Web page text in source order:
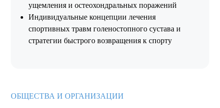
ущемления и остеохондральных поражений
Индивидуальные концепции лечения
спортивных травм голеностопного сустава и
стратегии быстрого возвращения к спорту
ОБЩЕСТВА И ОРГАНИЗАЦИИ